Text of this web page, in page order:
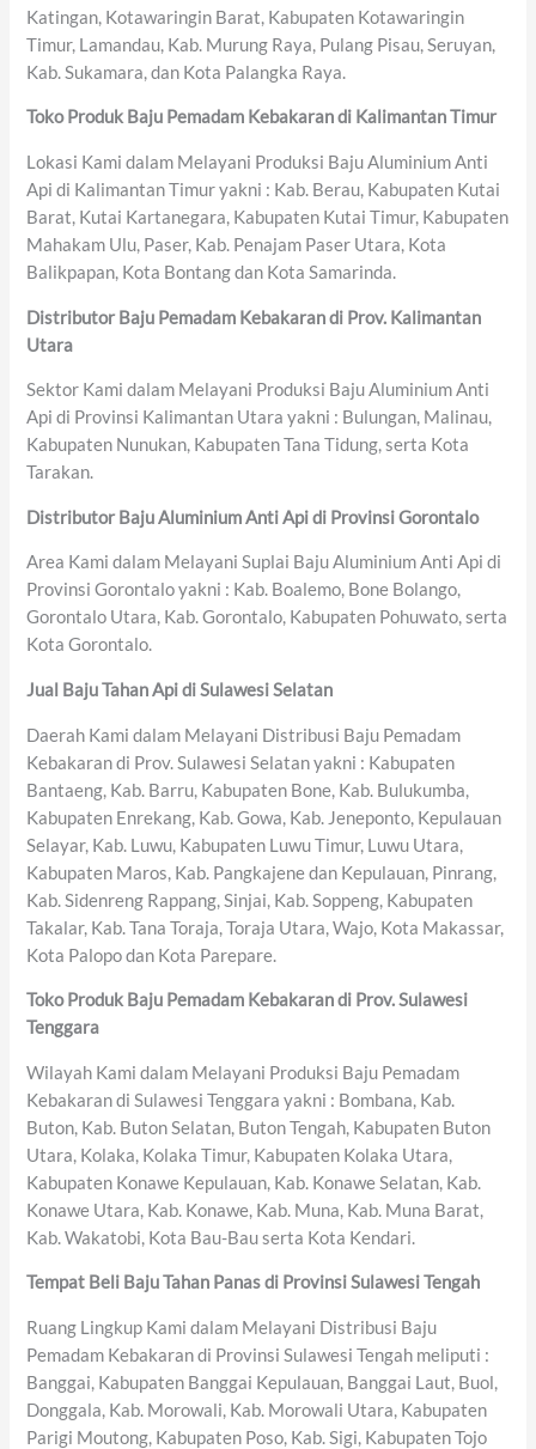
Katingan, Kotawaringin Barat, Kabupaten Kotawaringin
Timur, Lamandau, Kab. Murung Raya, Pulang Pisau, Seruyan,
Kab. Sukamara, dan Kota Palangka Raya.
Toko Produk Baju Pemadam Kebakaran di Kalimantan Timur
Lokasi Kami dalam Melayani Produksi Baju Aluminium Anti
Api di Kalimantan Timur yakni : Kab. Berau, Kabupaten Kutai
Barat, Kutai Kartanegara, Kabupaten Kutai Timur, Kabupaten
Mahakam Ulu, Paser, Kab. Penajam Paser Utara, Kota
Balikpapan, Kota Bontang dan Kota Samarinda.
Distributor Baju Pemadam Kebakaran di Prov. Kalimantan
Utara
Sektor Kami dalam Melayani Produksi Baju Aluminium Anti
Api di Provinsi Kalimantan Utara yakni : Bulungan, Malinau,
Kabupaten Nunukan, Kabupaten Tana Tidung, serta Kota
Tarakan.
Distributor Baju Aluminium Anti Api di Provinsi Gorontalo
Area Kami dalam Melayani Suplai Baju Aluminium Anti Api di
Provinsi Gorontalo yakni : Kab. Boalemo, Bone Bolango,
Gorontalo Utara, Kab. Gorontalo, Kabupaten Pohuwato, serta
Kota Gorontalo.
Jual Baju Tahan Api di Sulawesi Selatan
Daerah Kami dalam Melayani Distribusi Baju Pemadam
Kebakaran di Prov. Sulawesi Selatan yakni : Kabupaten
Bantaeng, Kab. Barru, Kabupaten Bone, Kab. Bulukumba,
Kabupaten Enrekang, Kab. Gowa, Kab. Jeneponto, Kepulauan
Selayar, Kab. Luwu, Kabupaten Luwu Timur, Luwu Utara,
Kabupaten Maros, Kab. Pangkajene dan Kepulauan, Pinrang,
Kab. Sidenreng Rappang, Sinjai, Kab. Soppeng, Kabupaten
Takalar, Kab. Tana Toraja, Toraja Utara, Wajo, Kota Makassar,
Kota Palopo dan Kota Parepare.
Toko Produk Baju Pemadam Kebakaran di Prov. Sulawesi
Tenggara
Wilayah Kami dalam Melayani Produksi Baju Pemadam
Kebakaran di Sulawesi Tenggara yakni : Bombana, Kab.
Buton, Kab. Buton Selatan, Buton Tengah, Kabupaten Buton
Utara, Kolaka, Kolaka Timur, Kabupaten Kolaka Utara,
Kabupaten Konawe Kepulauan, Kab. Konawe Selatan, Kab.
Konawe Utara, Kab. Konawe, Kab. Muna, Kab. Muna Barat,
Kab. Wakatobi, Kota Bau-Bau serta Kota Kendari.
Tempat Beli Baju Tahan Panas di Provinsi Sulawesi Tengah
Ruang Lingkup Kami dalam Melayani Distribusi Baju
Pemadam Kebakaran di Provinsi Sulawesi Tengah meliputi :
Banggai, Kabupaten Banggai Kepulauan, Banggai Laut, Buol,
Donggala, Kab. Morowali, Kab. Morowali Utara, Kabupaten
Parigi Moutong, Kabupaten Poso, Kab. Sigi, Kabupaten Tojo